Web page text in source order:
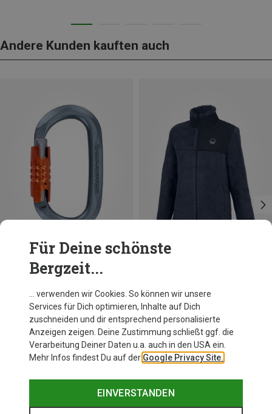
Andere Kunden kauften auch
Obx Triple Lock Karabiner
Für Deine schönste
Bergzeit...
… verwenden wir Cookies. So können wir unsere
Services für Dich optimieren, Inhalte auf Dich
zuschneiden und dir entsprechend personalisierte
Anzeigen zeigen. Deine Zustimmung schließt ggf. die
Verarbeitung Deiner Daten u.a. auch in den USA ein.
Mehr Infos findest Du auf der Google Privacy Site.
EINVERSTANDEN